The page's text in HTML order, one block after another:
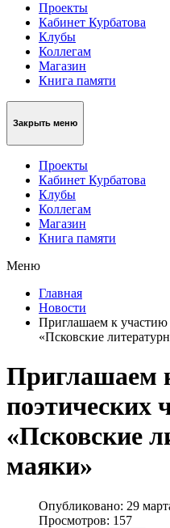
Проекты
Кабинет Курбатова
Клубы
Коллегам
Магазин
Книга памяти
Закрыть меню
Проекты
Кабинет Курбатова
Клубы
Коллегам
Магазин
Книга памяти
Меню
Главная
Новости
Приглашаем к участию
«Псковские
Приглашаем
поэтических
«Псковские
маяки»
Опубликовано: 29
Просмотров: 157